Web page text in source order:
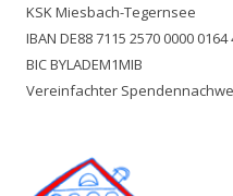
KSK Miesbach-Tegernsee
IBAN DE88 7115 2570 0000 0164
BIC BYLADEM1MIB
Vereinfachter